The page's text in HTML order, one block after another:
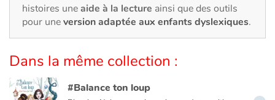
En famille
Quotidien et loisirs
À l'école
histoires uneaide à la lecture ainsi que des outils
pour uneversion adaptée aux enfants dyslexiques.
Dans la même collection :
#Balance ton loup